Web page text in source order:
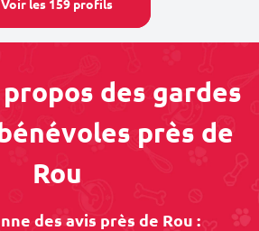
Voir les 159 profils
des gardes
près de
Rou
des avis près de Rou :